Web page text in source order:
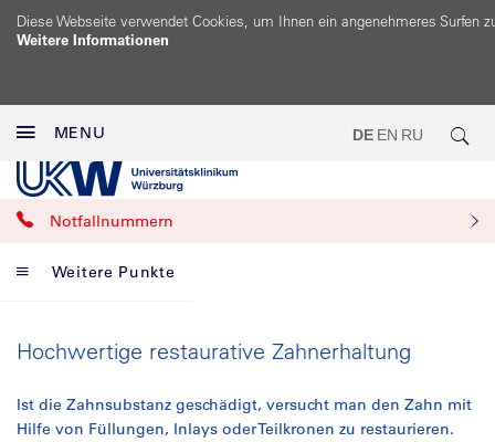
Diese Webseite verwendet Cookies, um Ihnen ein angenehmeres Surfen
Weitere Informationen
MENU DE EN RU
Notfallnummern
Weitere Punkte
Hochwertige restaurative Zahnerhaltung
Ist die Zahnsubstanz geschädigt, versucht man den Zahn mit
Hilfe von Füllungen, Inlays oder Teilkronen zu restaurieren.